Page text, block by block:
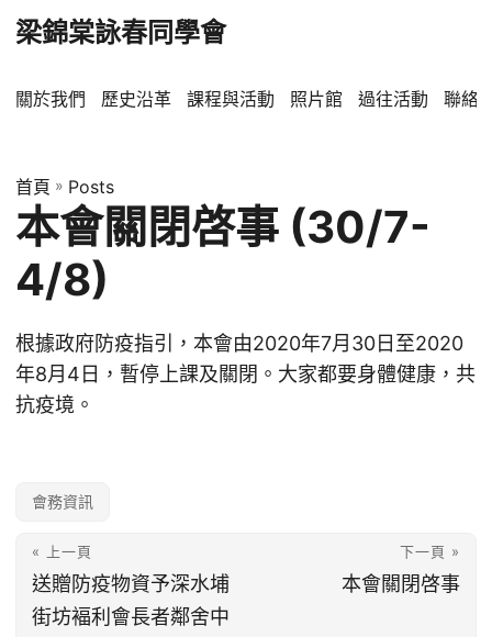
梁錦棠詠春同學會
關於我們 歷史沿革 課程與活動 照片館 過往活動 聯絡
首頁 » Posts
本會關閉啓事 (30/7-
4/8)
根據政府防疫指引，本會由2020年7月30日至2020
年8月4日，暫停上課及關閉。大家都要身體健康，共
抗疫境。
會務資訊
« 上一頁
送贈防疫物資予深水埔
街坊褔利會長者鄰舍中
下一頁 »
本會關閉啓事